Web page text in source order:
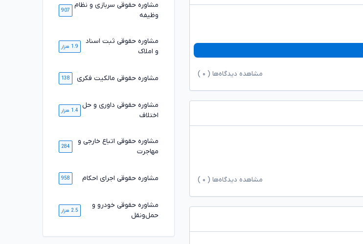
مشاهده دیدگاه‌ها ( ۰
مشاهده دیدگاه‌ها ( ۰
مشاوره حقوقی سربازی و نظام
وظیفه
907
مشاوره حقوقی ثبت اسناد
و املاک
1.9 هزار
مشاوره حقوقی مالکیت فکری 138
مشاوره حقوقی داوری و حل
اختلاف
1.4 هزار
مشاوره حقوقی اتباع خارجی و
مهاجرت
284
مشاوره حقوقی اجرای احکام 958
مشاوره حقوقی خودرو و
حمل‌ونقل
2.5 هزار